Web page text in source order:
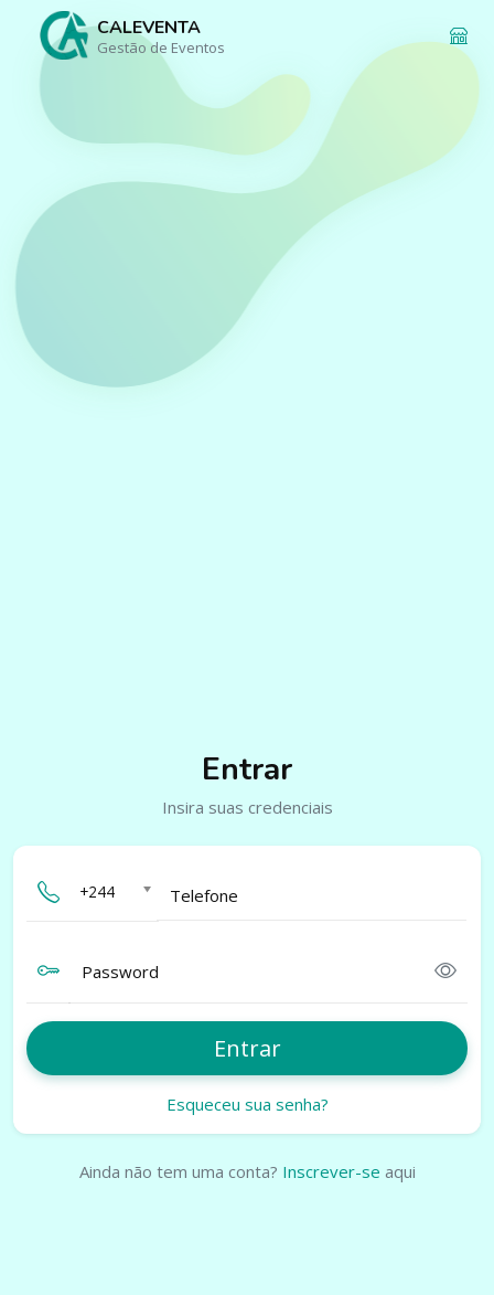
CALEVENTA
Gestão de Eventos
Entrar
Insira suas credenciais
+244 Telefone
Password
Entrar
Esqueceu sua senha?
Ainda não tem uma conta? Inscrever-se aqui